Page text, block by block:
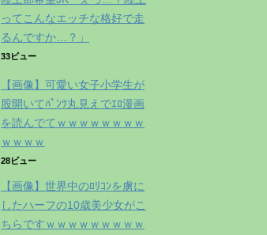
ってこんなエッチな格好で走
るんですか…？」
33ビュー
【画像】可愛い女子小学生が
股開いてﾊﾟﾝﾂ丸見えでｴﾛ漫画
を読んでてｗｗｗｗｗｗｗｗ
ｗｗｗｗ
28ビュー
【画像】世界中のﾛﾘｺﾝを虜に
したハーフの10歳美少女がこ
ちらですｗｗｗｗｗｗｗｗｗ